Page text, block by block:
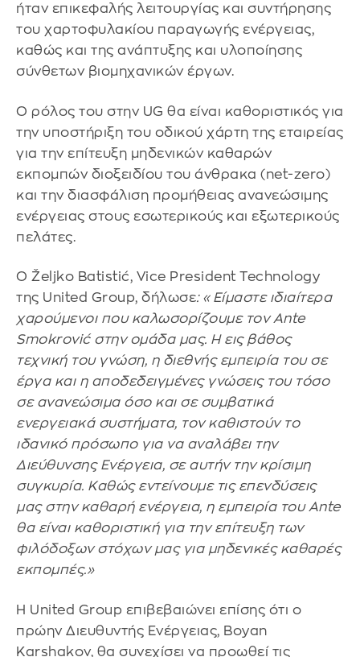
ήταν επικεφαλής λειτουργίας και συντήρησης
του χαρτοφυλακίου παραγωγής ενέργειας,
καθώς και της ανάπτυξης και υλοποίησης
σύνθετων βιομηχανικών έργων.
Ο ρόλος του στην UG θα είναι καθοριστικός για
την υποστήριξη του οδικού χάρτη της εταιρείας
για την επίτευξη μηδενικών καθαρών
εκπομπών διοξειδίου του άνθρακα (net-zero)
και την διασφάλιση προμήθειας ανανεώσιμης
ενέργειας στους εσωτερικούς και εξωτερικούς
πελάτες.
Ο Željko Batistić, Vice President Technology
της United Group, δήλωσε: «Είμαστε ιδιαίτερα
χαρούμενοι που καλωσορίζουμε τον Ante
Smokrović στην ομάδα μας. Η εις βάθος
τεχνική του γνώση, η διεθνής εμπειρία του σε
έργα και η αποδεδειγμένες γνώσεις του τόσο
σε ανανεώσιμα όσο και σε συμβατικά
ενεργειακά συστήματα, τον καθιστούν το
ιδανικό πρόσωπο για να αναλάβει την
Διεύθυνσης Ενέργεια, σε αυτήν την κρίσιμη
συγκυρία. Καθώς εντείνουμε τις επενδύσεις
μας στην καθαρή ενέργεια, η εμπειρία του Ante
θα είναι καθοριστική για την επίτευξη των
φιλόδοξων στόχων μας για μηδενικές καθαρές
εκπομπές.»
Η United Group επιβεβαιώνει επίσης ότι ο
πρώην Διευθυντής Ενέργειας, Boyan
Karshakov, θα συνεχίσει να προωθεί τις